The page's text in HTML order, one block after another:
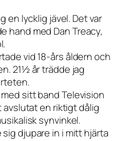
en lycklig jävel. Det var
hand med Dan Treacy,
vid 18-års åldern och
21½ år trädde jag
sitt band Television
en riktigt dålig
synvinkel.
djupare in i mitt hjärta